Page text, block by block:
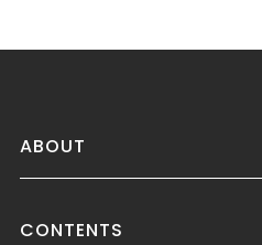
ABOUT
CONTENTS